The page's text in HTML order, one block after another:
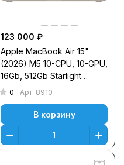
123 000 ₽
Apple MacBook Air 15"
(2026) M5 10-CPU, 10-GPU,
16Gb, 512Gb Starlight
MDVD4
0 Арт. 8910
В корзину